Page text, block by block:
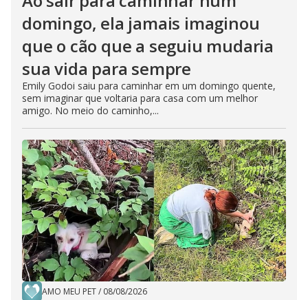
domingo, ela jamais imaginou
que o cão que a seguiu mudaria
sua vida para sempre
Emily Godoi saiu para caminhar em um domingo quente,
sem imaginar que voltaria para casa com um melhor
amigo. No meio do caminho,...
AMO MEU PET/ 08/08/2026